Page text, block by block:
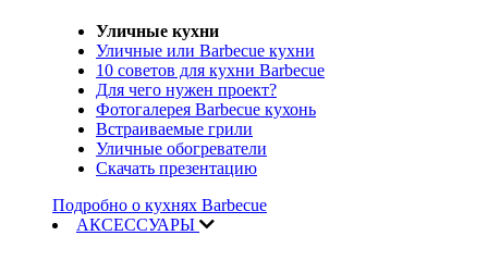
Уличные кухни
Уличные или Barbecue кухни
10 советов для кухни Barbecue
Для чего нужен проект?
Фотогалерея Barbecue кухонь
Встраиваемые грили
Уличные обогреватели
Скачать презентацию
Подробно о кухнях Barbecue
АКСЕССУАРЫ